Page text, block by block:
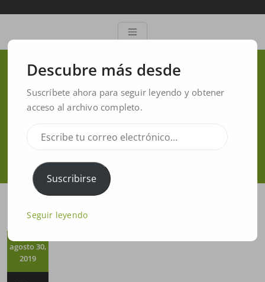
NEW VERSION 1.7 TUBE
GUIDE
/software limaguide /
NEW VERSION 1.7 TUBE GUIDE
agosto 30,
2019
Descubre más desde
Suscríbete ahora para seguir leyendo y obtener
acceso al archivo completo.
Suscribirse
Seguir leyendo